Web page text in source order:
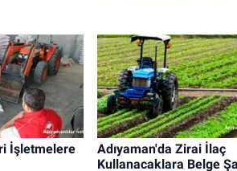
İşletmelere
Adıyaman'da Zirai İlaç
Kullanacaklara Belge